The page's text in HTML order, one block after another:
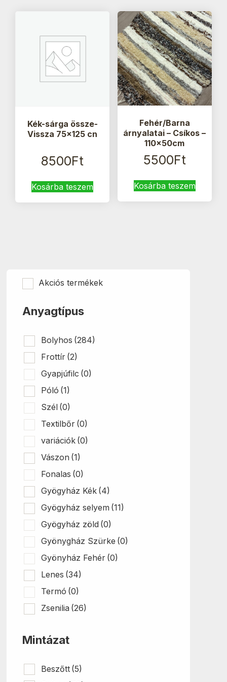
Kék-sárga össze-
Vissza 75×125 cn
8500Ft
Kosárba teszem
Fehér/Barna
árnyalatai – Csíkos –
110x50cm
5500Ft
Kosárba teszem
Akciós termékek
Anyagtípus
Bolyhos (284)
Frottír (2)
Gyapjúfilc (0)
Póló (1)
Szél (0)
Textilbőr (0)
variációk (0)
Vászon (1)
Fonalas (0)
Gyögyház Kék (4)
Gyögyház selyem (11)
Gyögyház zöld (0)
Gyönygház Szürke (0)
Gyönyház Fehér (0)
Lenes (34)
Termó (0)
Zsenilia (26)
Mintázat
Beszőtt (5)